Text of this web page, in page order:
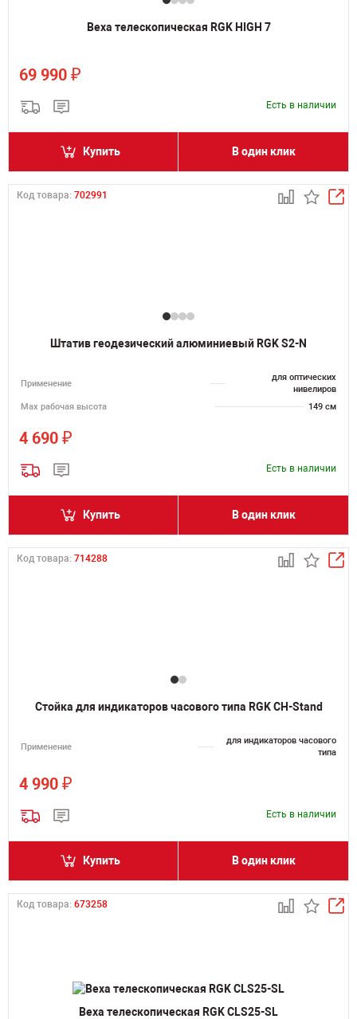
Веха телескопическая RGK HIGH 7
69 990 ₽
Есть в наличии
Купить В один клик
Код товара: 702991
Штатив геодезический алюминиевый RGK S2-N
Применение
для оптических
нивелиров
Мах рабочая высота
149 см
4 690 ₽
Есть в наличии
Купить В один клик
Код товара: 714288
Стойка для индикаторов часового типа RGK CH-Stand
Применение
для индикаторов часового
типа
4 990 ₽
Есть в наличии
Купить В один клик
Код товара: 673258
Веха телескопическая RGK CLS25-SL